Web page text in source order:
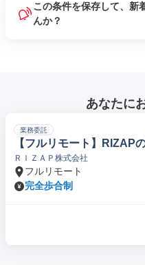
この条件を保存して、新
んか？
あなたに
業務委託
【フルリモート】RIZAP
ＲＩＺＡＰ株式会社
フルリモート
完全歩合制